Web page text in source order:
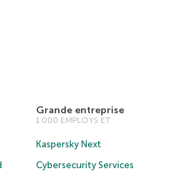
Grande entreprise
1 000 EMPLOYS ET
Kaspersky Next
Cybersecurity Services